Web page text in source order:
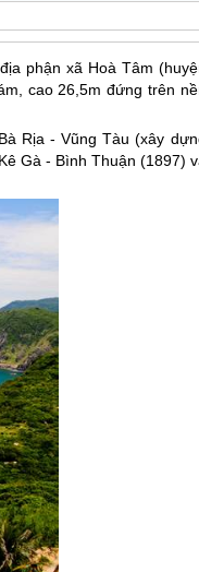
phận xã Hoà Tâm
cao 26,5m đứng trên
Rịa - Vũng Tàu (xây
Gà - Bình Thuận (1897)